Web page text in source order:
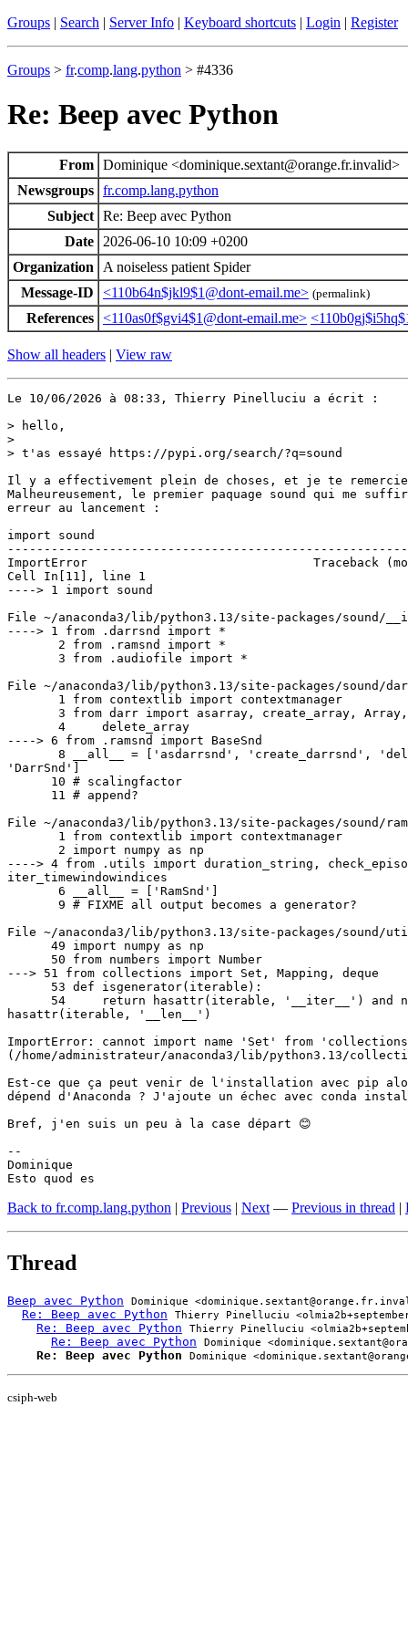
Groups | Search | Server Info | Keyboard shortcuts | Login | Register
Groups > fr.comp.lang.python > #4336
Re: Beep avec Python
From Dominique <dominique.sextant@orange.fr.invalid>
Newsgroups fr.comp.lang.python
Subject Re: Beep avec Python
Date
2026-06-10 10:09 +0200
Organization
A noiseless patient Spider
Message-ID
<110b64n$jkl9$1@dont-email.me> (permalink)
References <110as0f$gvi4$1@dont-email.me>
Show all headers | View raw
Le 10/06/2026 à 08:33, Thierry Pinelluciu a écrit :
> hello,
>
> t'as essayé https://pypi.org/search/?q=sound
Il y a effectivement plein de choses, et je te
Malheureusement, le premier paquage sound qui me
erreur au lancement :
import sound
ImportError                               Traceback
Cell In[11], line 1
----> 1 import sound
File ~/anaconda3/lib/python3.13/site-packages/sound/
----> 1 from .darrsnd import *
       2 from .ramsnd import *
       3 from .audiofile import *
File ~/anaconda3/lib/python3.13/site-packages/sound/
       1 from contextlib import contextmanager
3 from darr import asarray, create_array,
       4     delete_array
----> 6 from .ramsnd import BaseSnd
8 __all__ = ['asdarrsnd', 'create_darrsnd',
'DarrSnd']
      10 # scalingfactor
      11 # append?
File ~/anaconda3/lib/python3.13/site-packages/sound/
       1 from contextlib import contextmanager
       2 import numpy as np
----> 4 from .utils import duration_string,
iter_timewindowindices
       6 __all__ = ['RamSnd']
       9 # FIXME all output becomes a generator?
File ~/anaconda3/lib/python3.13/site-packages/sound/
      49 import numpy as np
      50 from numbers import Number
---> 51 from collections import Set, Mapping, deque
      53 def isgenerator(iterable):
54     return hasattr(iterable, '__iter__') and
hasattr(iterable, '__len__')
ImportError: cannot import name 'Set' from
(/home/administrateur/anaconda3/lib/python3.13/
Est-ce que ça peut venir de l'installation avec pip
dépend d'Anaconda ? J'ajoute un échec avec conda
Bref, j'en suis un peu à la case départ 😊
--
Dominique
Esto quod es
Back to fr.comp.lang.python | Previous | Next — Previous in thread |
Thread
Beep avec Python Dominique
Re: Beep avec Python Thierry Pinelluciu
Re: Beep avec Python Thierry Pinelluciu
Re: Beep avec Python Dominique
Re: Beep avec Python Dominique
csiph-web